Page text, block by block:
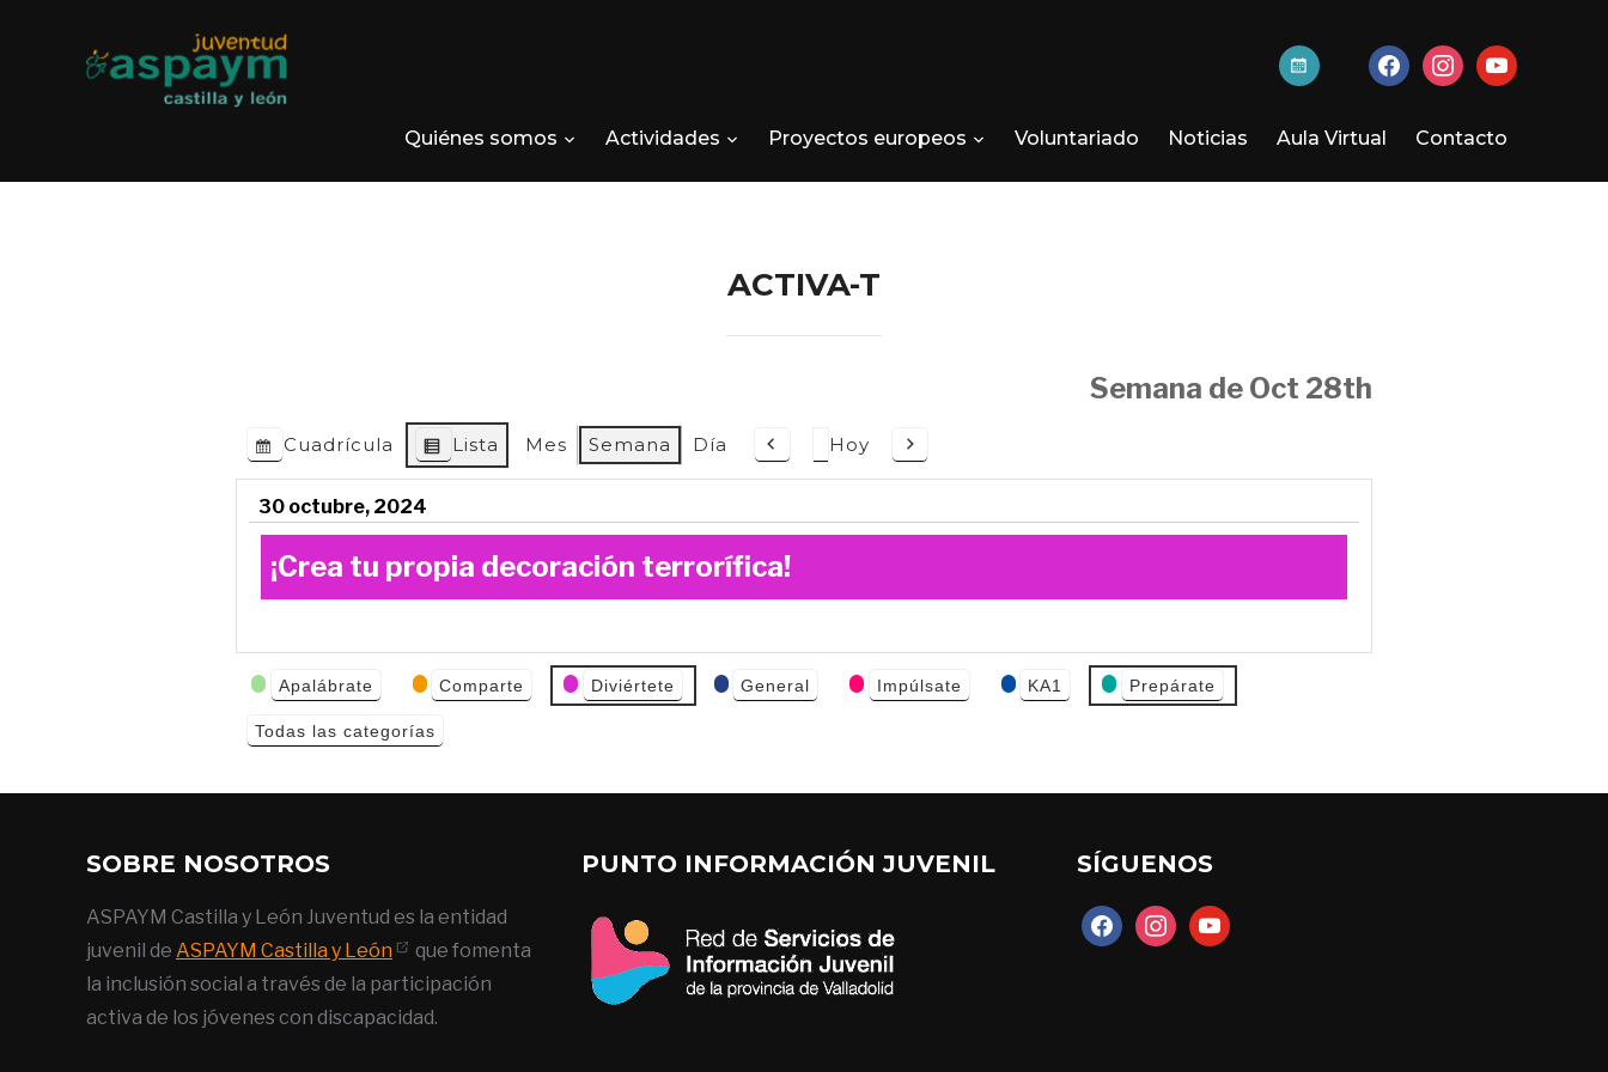
activa- facebookinstagramyoutube
Quiénes somos Actividades Proyectos europeos Voluntariado Noticias Aula Virtual Contacto
ACTIVA-T
Semana de Oct 28th
Ver como
Cuadrícula
Ver como
Lista Mes Semana Día
Anterior
Hoy
Siguiente
30 octubre, 2024
¡Crea tu propia decoración terrorífica!
Categorías
de Eventos
Apalábrate Comparte Diviértete General Impúlsate KA1 Prepárate
Todas las categorías
SOBRE NOSOTROS
ASPAYM Castilla y León Juventud es la entidad
juvenil de ASPAYM Castilla y León
que fomenta
la inclusión social a través de la participación
activa de los jóvenes con discapacidad.
PUNTO INFORMACIÓN JUVENIL SÍGUENOS
facebookinstagram
youtube